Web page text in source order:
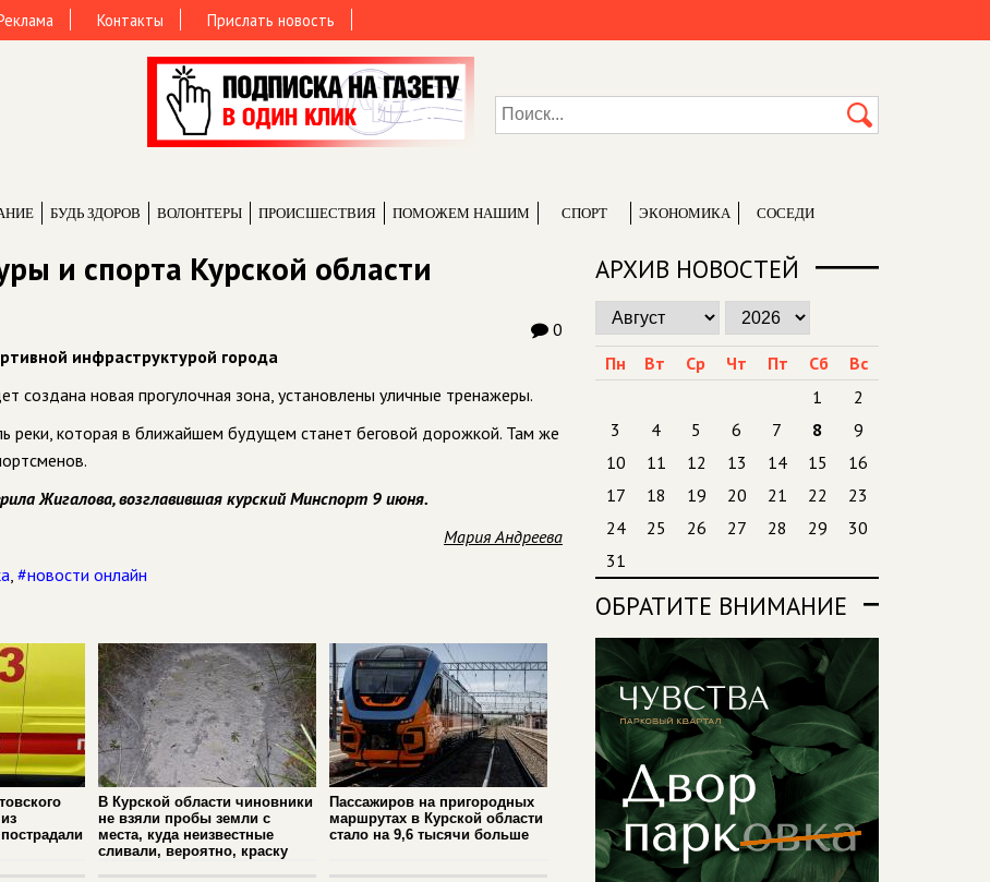
Контакты Прислать новость
БУДЬ ЗДОРОВ ВОЛОНТЕРЫ ПРОИCШЕСТВИЯ ПОМОЖЕМ НАШИМ СПОРТ ЭКОНОМИКА СОСЕДИ
и спорта Курской области
0
инфраструктурой города
создана новая прогулочная зона, установлены уличные тренажеры.
реки, которая в ближайшем будущем станет беговой дорожкой. Там же
Жигалова, возглавившая курский Минспорт 9 июня.
Мария Андреева
, #новости онлайн
В Курской области чиновники
не взяли пробы земли с
места, куда неизвестные
сливали, вероятно, краску
Пассажиров на пригородных
маршрутах в Курской области
стало на 9,6 тысячи больше
АРХИВ НОВОСТЕЙ
Пн Вт Ср Чт Пт Сб
Вс
1
2
3
4 5 6 7 8
9
10
11 12 13 14 15
16
17
18 19 20 21 22
23
24
25 26 27 28 29
30
31
ОБРАТИТЕ ВНИМАНИЕ